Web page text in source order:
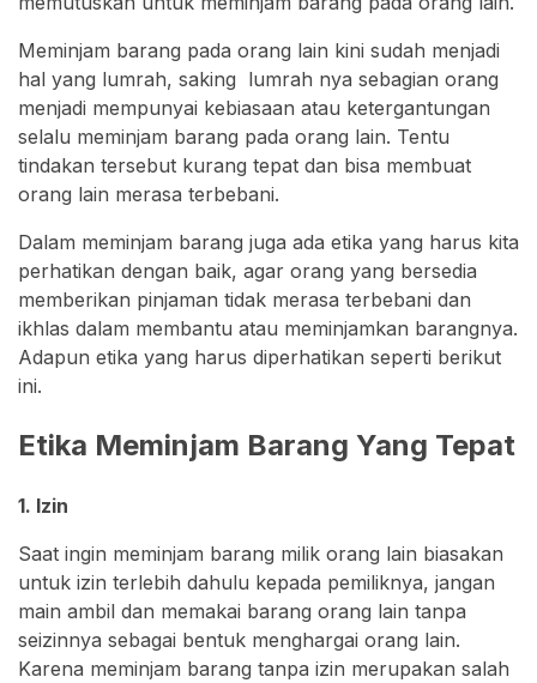
Meminjam barang pada orang lain kini sudah menjadi
hal yang lumrah, saking lumrah nya sebagian orang
menjadi mempunyai kebiasaan atau ketergantungan
selalu meminjam barang pada orang lain. Tentu
tindakan tersebut kurang tepat dan bisa membuat
orang lain merasa terbebani.
Dalam meminjam barang juga ada etika yang harus kita
perhatikan dengan baik, agar orang yang bersedia
memberikan pinjaman tidak merasa terbebani dan
ikhlas dalam membantu atau meminjamkan barangnya.
Adapun etika yang harus diperhatikan seperti berikut
ini.
Etika Meminjam Barang Yang Tepat
1. Izin
Saat ingin meminjam barang milik orang lain biasakan
untuk izin terlebih dahulu kepada pemiliknya, jangan
main ambil dan memakai barang orang lain tanpa
seizinnya sebagai bentuk menghargai orang lain.
Karena meminjam barang tanpa izin merupakan salah